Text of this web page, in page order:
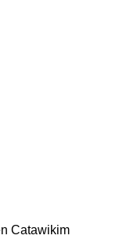
Catawikim